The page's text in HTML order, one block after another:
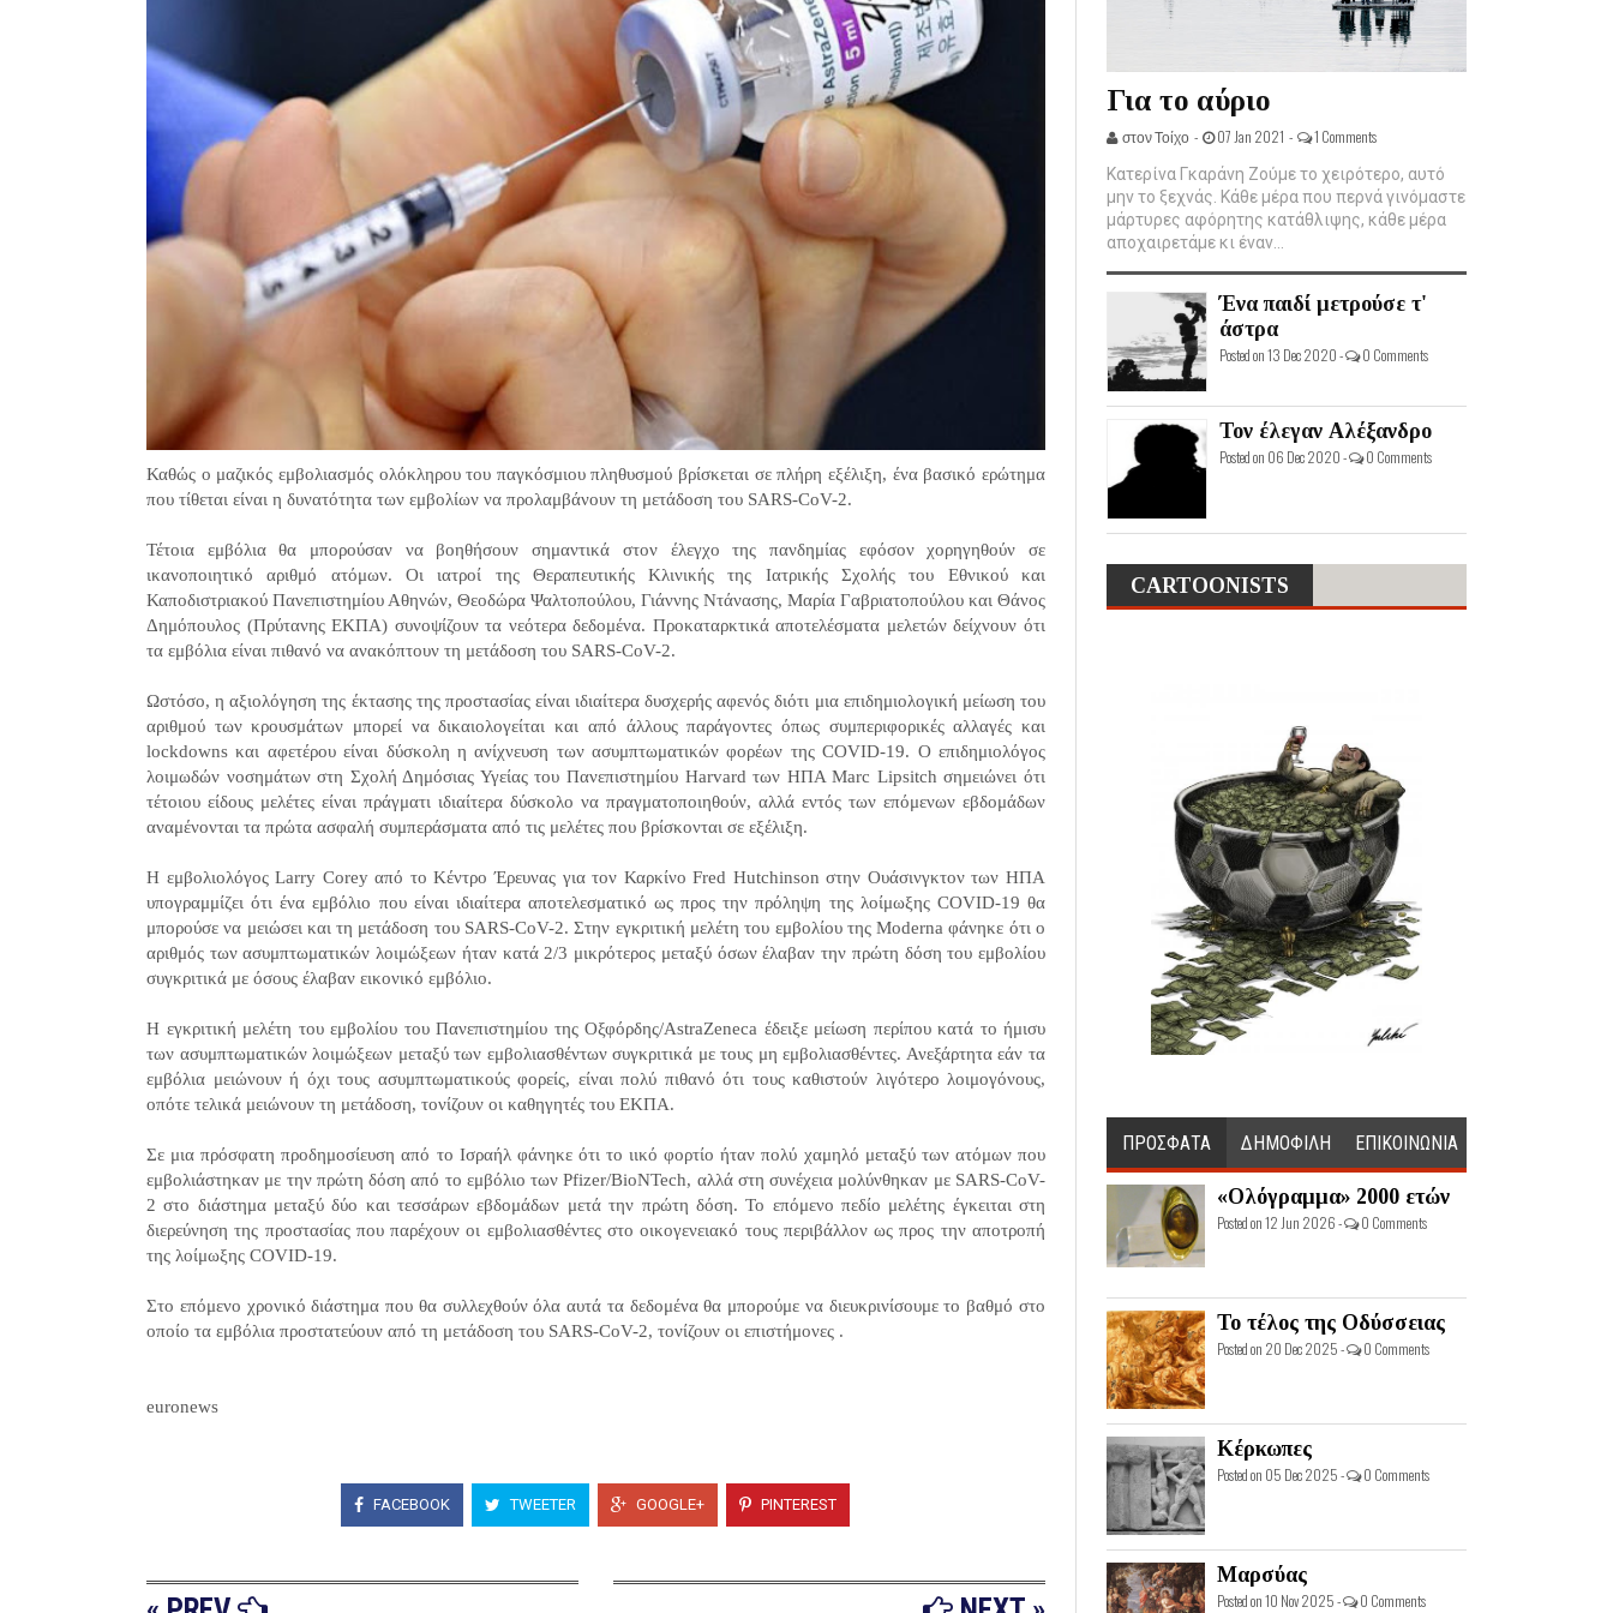
Καθώς ο μαζικός εμβολιασμός ολόκληρου του παγκόσμιου πληθυσμού βρίσκεται σε πλήρη εξέλιξη, ένα βασικό ερώτημα
που τίθεται είναι η δυνατότητα των εμβολίων να προλαμβάνουν τη μετάδοση του SARS-CoV-2.
Τέτοια εμβόλια θα μπορούσαν να βοηθήσουν σημαντικά στον έλεγχο της πανδημίας εφόσον χορηγηθούν σε
ικανοποιητικό αριθμό ατόμων. Οι ιατροί της Θεραπευτικής Κλινικής της Ιατρικής Σχολής του Εθνικού και
Καποδιστριακού Πανεπιστημίου Αθηνών, Θεοδώρα Ψαλτοπούλου, Γιάννης Ντάνασης, Μαρία Γαβριατοπούλου και Θάνος
Δημόπουλος (Πρύτανης ΕΚΠΑ) συνοψίζουν τα νεότερα δεδομένα. Προκαταρκτικά αποτελέσματα μελετών δείχνουν ότι
τα εμβόλια είναι πιθανό να ανακόπτουν τη μετάδοση του SARS-CoV-2.
Ωστόσο, η αξιολόγηση της έκτασης της προστασίας είναι ιδιαίτερα δυσχερής αφενός διότι μια επιδημιολογική μείωση του
αριθμού των κρουσμάτων μπορεί να δικαιολογείται και από άλλους παράγοντες όπως συμπεριφορικές αλλαγές και
lockdowns και αφετέρου είναι δύσκολη η ανίχνευση των ασυμπτωματικών φορέων της COVID-19. Ο επιδημιολόγος
λοιμωδών νοσημάτων στη Σχολή Δημόσιας Υγείας του Πανεπιστημίου Harvard των ΗΠΑ Marc Lipsitch σημειώνει ότι
τέτοιου είδους μελέτες είναι πράγματι ιδιαίτερα δύσκολο να πραγματοποιηθούν, αλλά εντός των επόμενων εβδομάδων
αναμένονται τα πρώτα ασφαλή συμπεράσματα από τις μελέτες που βρίσκονται σε εξέλιξη.
Η εμβολιολόγος Larry Corey από το Κέντρο Έρευνας για τον Καρκίνο Fred Hutchinson στην Ουάσινγκτον των ΗΠΑ
υπογραμμίζει ότι ένα εμβόλιο που είναι ιδιαίτερα αποτελεσματικό ως προς την πρόληψη της λοίμωξης COVID-19 θα
μπορούσε να μειώσει και τη μετάδοση του SARS-CoV-2. Στην εγκριτική μελέτη του εμβολίου της Moderna φάνηκε ότι ο
αριθμός των ασυμπτωματικών λοιμώξεων ήταν κατά 2/3 μικρότερος μεταξύ όσων έλαβαν την πρώτη δόση του εμβολίου
συγκριτικά με όσους έλαβαν εικονικό εμβόλιο.
Η εγκριτική μελέτη του εμβολίου του Πανεπιστημίου της Οξφόρδης/AstraZeneca έδειξε μείωση περίπου κατά το ήμισυ
των ασυμπτωματικών λοιμώξεων μεταξύ των εμβολιασθέντων συγκριτικά με τους μη εμβολιασθέντες. Ανεξάρτητα εάν τα
εμβόλια μειώνουν ή όχι τους ασυμπτωματικούς φορείς, είναι πολύ πιθανό ότι τους καθιστούν λιγότερο λοιμογόνους,
οπότε τελικά μειώνουν τη μετάδοση, τονίζουν οι καθηγητές του ΕΚΠΑ.
Σε μια πρόσφατη προδημοσίευση από το Ισραήλ φάνηκε ότι το ιικό φορτίο ήταν πολύ χαμηλό μεταξύ των ατόμων που
εμβολιάστηκαν με την πρώτη δόση από το εμβόλιο των Pfizer/BioNTech, αλλά στη συνέχεια μολύνθηκαν με SARS-CoV-
2 στο διάστημα μεταξύ δύο και τεσσάρων εβδομάδων μετά την πρώτη δόση. Το επόμενο πεδίο μελέτης έγκειται στη
διερεύνηση της προστασίας που παρέχουν οι εμβολιασθέντες στο οικογενειακό τους περιβάλλον ως προς την αποτροπή
της λοίμωξης COVID-19.
Στο επόμενο χρονικό διάστημα που θα συλλεχθούν όλα αυτά τα δεδομένα θα μπορούμε να διευκρινίσουμε το βαθμό στο
οποίο τα εμβόλια προστατεύουν από τη μετάδοση του SARS-CoV-2, τονίζουν οι επιστήμονες .
euronews
FACEBOOK TWEETER GOOGLE+ PINTEREST
Για το αύριο
στον Τοίχο - 07 Jan 2021 - 1 Comments
Κατερίνα Γκαράνη Ζούμε το χειρότερο, αυτό
μην το ξεχνάς. Κάθε μέρα που περνά γινόμαστε
μάρτυρες αφόρητης κατάθλιψης, κάθε μέρα
αποχαιρετάμε κι έναν...
Ένα παιδί μετρούσε τ'
άστρα
Posted on 13 Dec 2020 - 0 Comments
Τον έλεγαν Αλέξανδρο
Posted on 06 Dec 2020 - 0 Comments
CARTOONISTS
ΠΡΟΣΦΑΤΑ ΔΗΜΟΦΙΛΗ ΕΠΙΚΟΙΝΩΝΙΑ
«Ολόγραμμα» 2000 ετών
Posted on 12 Jun 2026 - 0 Comments
Το τέλος της Οδύσσειας
Posted on 20 Dec 2025 - 0 Comments
Κέρκωπες
Posted on 05 Dec 2025 - 0 Comments
Μαρσύας
Posted on 10 Nov 2025 - 0 Comments